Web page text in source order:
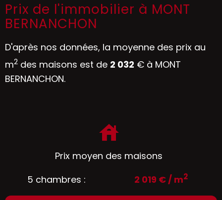
Prix de l'immobilier à MONT
BERNANCHON
D'après nos données, la moyenne des prix au
m2 des maisons est de 2 032 € à MONT
BERNANCHON.
Prix moyen des maisons
5 chambres :
2 019 € / m2